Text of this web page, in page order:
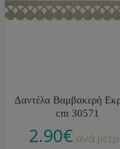
Δαντέλα Βαμβακερή
cm 30571
2.90€ ανά